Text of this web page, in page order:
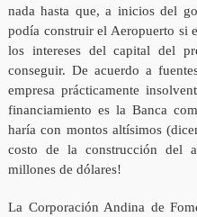
nada hasta que, a inicios del
podía construir el Aeropuerto si
los intereses del capital del
conseguir. De acuerdo a
empresa prácticamente
financiamiento es la Banca
haría con montos altísimos
costo de la construcción del
millones de dólares!
La Corporación Andina de